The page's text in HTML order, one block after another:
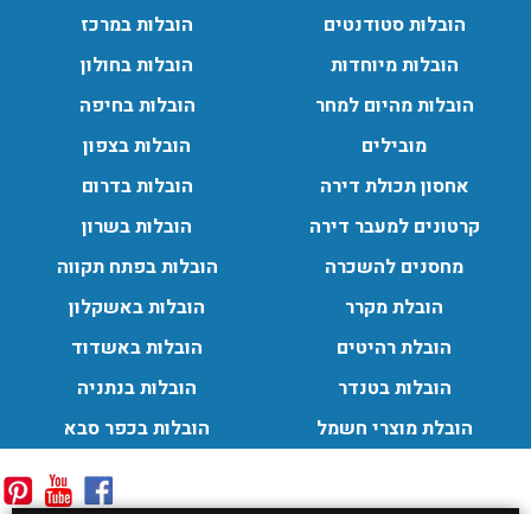
הובלות סטודנטים
הובלות מיוחדות
הובלות מהיום למחר
מובילים
אחסון תכולת דירה
קרטונים למעבר דירה
מחסנים להשכרה
הובלת מקרר
הובלת רהיטים
הובלות בטנדר
הובלת מוצרי חשמל
הובלות במרכז
הובלות בחולון
הובלות בחיפה
הובלות בצפון
הובלות בדרום
הובלות בשרון
הובלות בפתח תקווה
הובלות באשקלון
הובלות באשדוד
הובלות בנתניה
הובלות בכפר סבא